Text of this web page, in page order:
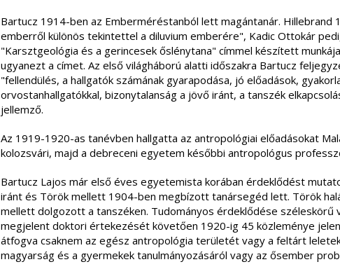
Bartucz 1914-ben az Emberméréstanból lett magántanár. Hillebrand
emberről különös tekintettel a diluvium emberére", Kadic Ottokár
"Karsztgeológia és a gerincesek őslénytana" címmel készített
ugyanezt a címet. Az első világháború alatti időszakra Bartucz
"fellendülés, a hallgatók számának gyarapodása, jó előadások,
orvostanhallgatókkal, bizonytalanság a jövő iránt, a tanszék
jellemző.
Az 1919-1920-as tanévben hallgatta az antropológiai előadásokat
kolozsvári, majd a debreceni egyetem későbbi antropológus
Bartucz Lajos már első éves egyetemista korában érdeklődést
iránt és Török mellett 1904-ben megbízott tanársegéd lett. Török
mellett dolgozott a tanszéken. Tudományos érdeklődése széleskörű
megjelent doktori értekezését követően 1920-ig 45 közleménye
átfogva csaknem az egész antropológia területét vagy a feltárt
magyarság és a gyermekek tanulmányozásáról vagy az ősember